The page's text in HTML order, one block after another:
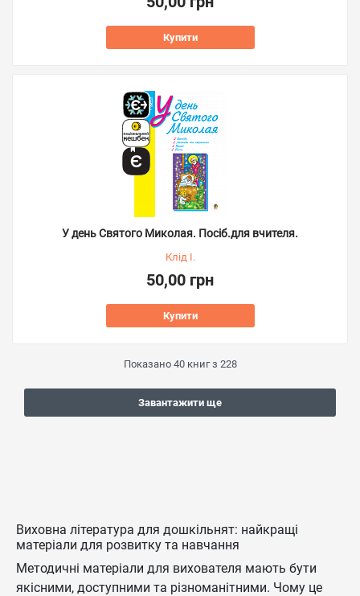
Купити
У день Святого Миколая. Посіб.для вчителя.
Клід І.
50,00 грн
Купити
Показано 40книг з 228
Завантажити ще
Виховна література для дошкільнят: найкращі
матеріали для розвитку та навчання
Методичні матеріали для вихователя мають бути
якісними, доступними та різноманітними. Чому це